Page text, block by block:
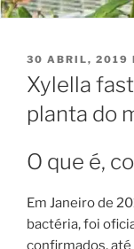
PUBLICADO
EM
30 ABRIL, 2019
Xylella
planta do
O que é,
Em Janeiro de
bactéria, foi
confirmados, até